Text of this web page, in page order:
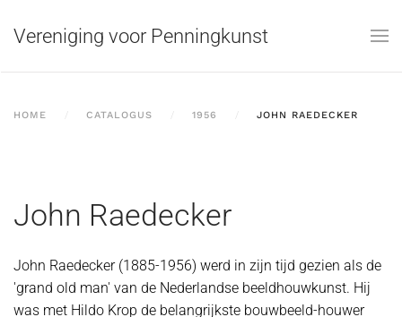
Skip to main content
Vereniging voor Penningkunst
HOME CATALOGUS 1956 JOHN RAEDECKER
John Raedecker
John Raedecker (1885-1956) werd in zijn tijd gezien als de
'grand old man' van de Nederlandse beeldhouwkunst. Hij
was met Hildo Krop de belangrijkste bouwbeeld-houwer